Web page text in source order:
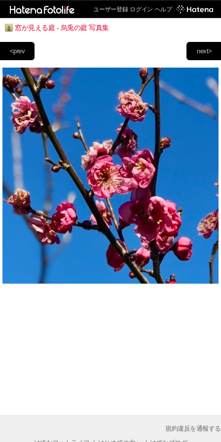
ユーザー登録 ログイン ヘルプ
窓が見える庭 - 烏兎の庭 写真集
next>
<prev
規約違反を通報する